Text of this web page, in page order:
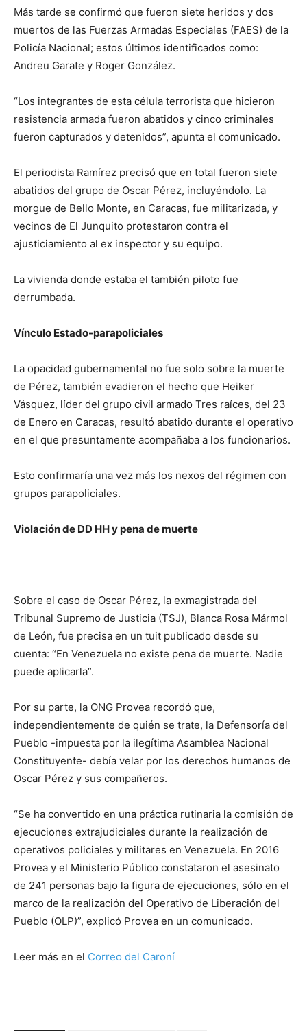
Más tarde se confirmó que fueron siete heridos y dos
muertos de las Fuerzas Armadas Especiales (FAES) de la
Policía Nacional; estos últimos identificados como:
Andreu Garate y Roger González.
“Los integrantes de esta célula terrorista que hicieron
resistencia armada fueron abatidos y cinco criminales
fueron capturados y detenidos”, apunta el comunicado.
El periodista Ramírez precisó que en total fueron siete
abatidos del grupo de Oscar Pérez, incluyéndolo. La
morgue de Bello Monte, en Caracas, fue militarizada, y
vecinos de El Junquito protestaron contra el
ajusticiamiento al ex inspector y su equipo.
La vivienda donde estaba el también piloto fue
derrumbada.
Vínculo Estado-parapoliciales
La opacidad gubernamental no fue solo sobre la muerte
de Pérez, también evadieron el hecho que Heiker
Vásquez, líder del grupo civil armado Tres raíces, del 23
de Enero en Caracas, resultó abatido durante el operativo
en el que presuntamente acompañaba a los funcionarios.
Esto confirmaría una vez más los nexos del régimen con
grupos parapoliciales.
Violación de DD HH y pena de muerte
Sobre el caso de Oscar Pérez, la exmagistrada del
Tribunal Supremo de Justicia (TSJ), Blanca Rosa Mármol
de León, fue precisa en un tuit publicado desde su
cuenta: “En Venezuela no existe pena de muerte. Nadie
puede aplicarla”.
Por su parte, la ONG Provea recordó que,
independientemente de quién se trate, la Defensoría del
Pueblo -impuesta por la ilegítima Asamblea Nacional
Constituyente- debía velar por los derechos humanos de
Oscar Pérez y sus compañeros.
“Se ha convertido en una práctica rutinaria la comisión de
ejecuciones extrajudiciales durante la realización de
operativos policiales y militares en Venezuela. En 2016
Provea y el Ministerio Público constataron el asesinato
de 241 personas bajo la figura de ejecuciones, sólo en el
marco de la realización del Operativo de Liberación del
Pueblo (OLP)”, explicó Provea en un comunicado.
Leer más en el Correo del Caroní